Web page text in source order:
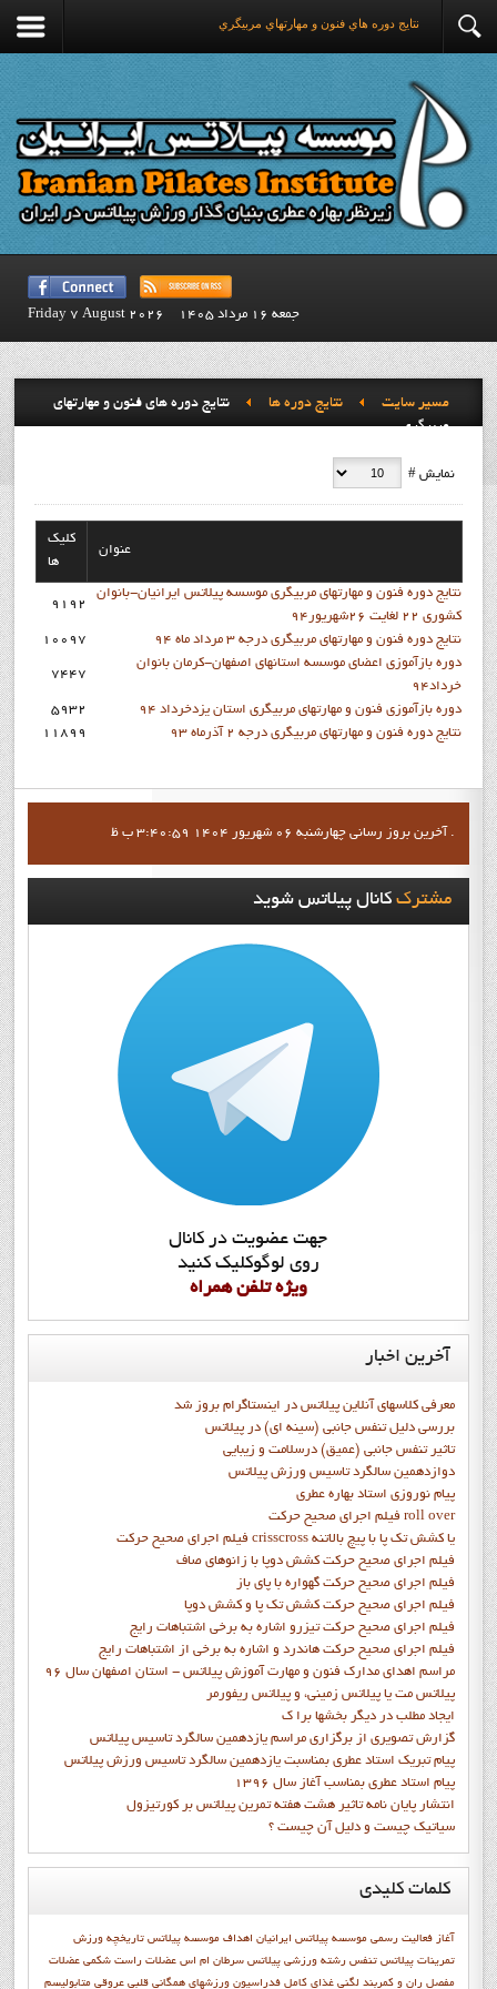
نتايج دوره هاي فنون و مهارتهاي مربيگري
جمعه 16 مرداد 1405 Friday 7 August 2026
مسیر سایت نتايج دوره ها
نتايج دوره هاي فنون و مهارتهاي
مربيگري
نمایش #
عنوان
کلیک
ها
نتايج دوره فنون و مهارتهاي مربيگري موسسه پيلاتس ايرانيان-بانوان
کشوري 22 لغايت 26شهريور94
9192
نتايج دوره فنون و مهارتهاي مربيگري درجه 3 مرداد ماه 94
10097
دوره بازآموزي اعضاي موسسه استانهاي اصفهان-کرمان بانوان
خرداد94
7447
دوره بازآموزي فنون و مهارتهاي مربيگري استان يزدخرداد 94
5932
نتايج دوره فنون و مهارتهاي مربيگري درجه 2 آذرماه 93
11899
آخرين بروز رساني چهارشنبه 06 شهریور 1404 3:40:59 ب ظ .
مشترککانال پيلاتس شويد
جهت عضويت در کانال
روي لوگوکليک کنيد
ويژه تلفن همراه
آخرین اخبار
معرفی کلاسهای آنلاین پیلاتس در اینستاگرام بروز شد
بررسی دلیل تنفس جانبی (سینه ای) در پیلاتس
تاثیر تنفس جانبی (عمیق) درسلامت و زیبایی
دوازدهمين سالگرد تاسيس ورزش پيلاتس
پيام نوروزي استاد بهاره عطري
فيلم اجراي صحيح حرکت roll over
فيلم اجراي صحيح حركت crisscross يا كشش تك پا با پيچ بالاتنه
فيلم اجراي صحيح حرکت كشش دوپا با زانوهاي صاف
فيلم اجراي صحيح حرکت گهواره با پاي باز
فيلم اجراي صحيح حرکت کشش تک پا و کشش دوپا
فيلم اجراي صحيح حرکت تيزرو اشاره به برخي اشتباهات رايج
فيلم اجراي صحيح حرکت هاندرد و اشاره به برخي از اشتباهات رايج
مراسم اهدای مدارک فنون و مهارت آموزش پیلاتس - استان اصفهان سال 96
پیلاتس مت یا پیلاتس زمینی، و پیلاتس ریفورمر
ايجاد مطلب در ديگر بخشها برا ک
گزارش تصويري از برگزاري مراسم يازدهمين سالگرد تاسيس پيلاتس
پيام تبريک استاد عطري بمناسبت يازدهمين سالگرد تاسيس ورزش پيلاتس
پيام استاد عطري بمناسب آغاز سال 1396
انتشار پايان نامه تاثیر هشت هفته تمرین پیلاتس بر کورتیزول
سیاتیک چیست و دلیل آن چیست ؟
کلماتکلیدی
آغاز فعاليت رسمي موسسه پيلاتس ايرانيان اهداف موسسه پيلاتس تاريخچه ورزش
تمرینات پیلاتس تنفس رشته ورزشي پيلاتس سرطان ام اس عضلات راست شکمی عضلات
مفصل ران و کمربند لگنی غذای کامل فدراسيون ورزشهاي همگاني قلبی عروقی متابوليسم